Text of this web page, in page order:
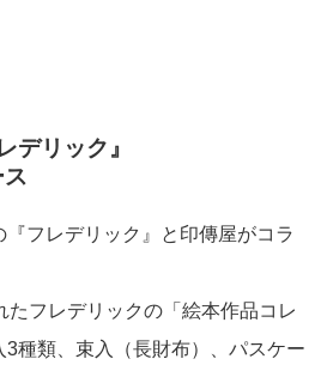
デリック』
フレデリック』と印傳屋がコラ
たフレデリックの「絵本作品コレ
3種類、束入（長財布）、パスケー